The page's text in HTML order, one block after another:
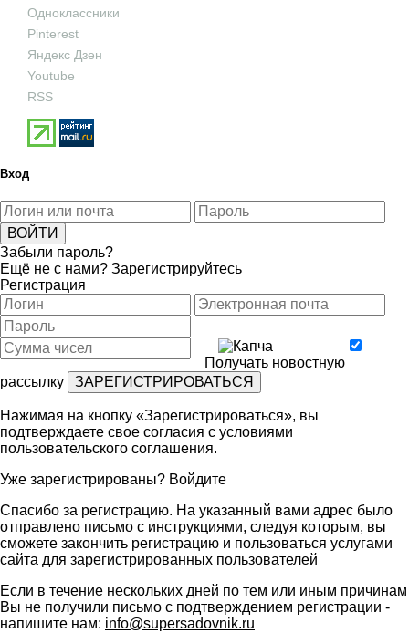
Одноклассники
Pinterest
Яндекс Дзен
Youtube
RSS
Вход
Забыли пароль?
Ещё не с нами? Зарегистрируйтесь
Регистрация
Получать новостную
рассылку
Нажимая на кнопку «Зарегистрироваться», вы
подтверждаете свое согласия с условиями
пользовательского соглашения.
Уже зарегистрированы? Войдите
Спасибо за регистрацию. На указанный вами адрес было
отправлено письмо с инструкциями, следуя которым, вы
сможете закончить регистрацию и пользоваться услугами
сайта для зарегистрированных пользователей
Если в течение нескольких дней по тем или иным причинам
Вы не получили письмо с подтверждением регистрации -
напишите нам: info@supersadovnik.ru